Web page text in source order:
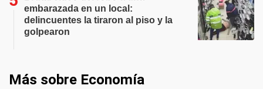
embarazada en un local:
delincuentes la tiraron al piso y la
golpearon
Más sobre Economía